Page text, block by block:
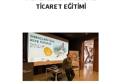
TICARET EĞITIMI